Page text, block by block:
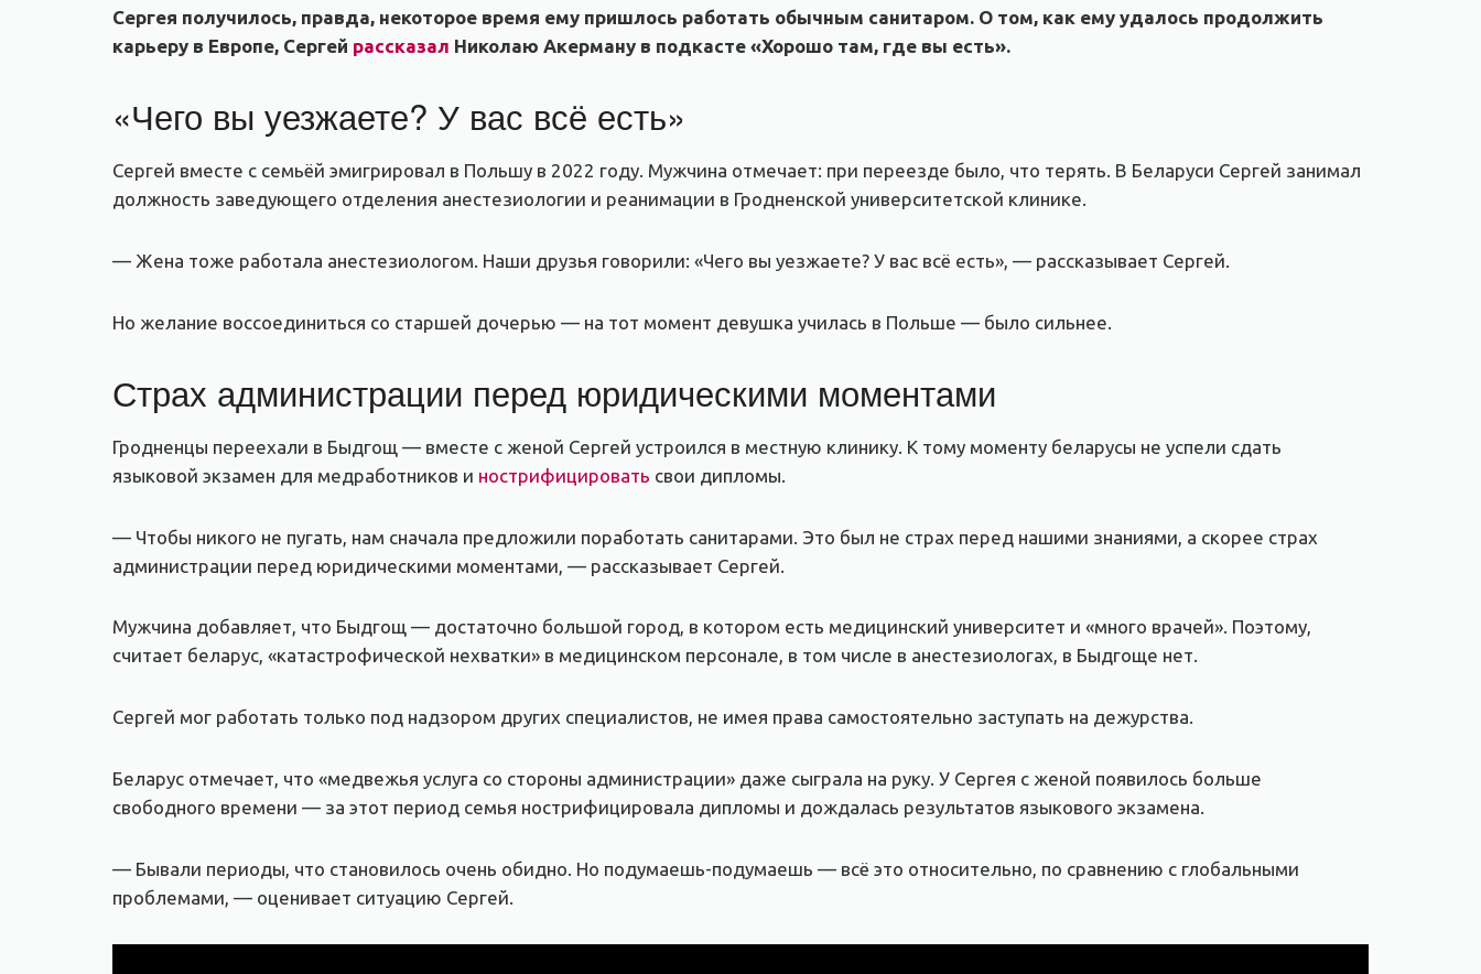
Сергея получилось, правда, некоторое время ему пришлось работать обычным санитаром. О том, как ему удалось продолжить
карьеру в Европе, Сергей рассказал Николаю Акерману в подкасте «Хорошо там, где вы есть».
«Чего вы уезжаете? У вас всё есть»
Сергей вместе с семьёй эмигрировал в Польшу в 2022 году. Мужчина отмечает: при переезде было, что терять. В Беларуси Сергей занимал
должность заведующего отделения анестезиологии и реанимации в Гродненской университетской клинике.
— Жена тоже работала анестезиологом. Наши друзья говорили: «Чего вы уезжаете? У вас всё есть», — рассказывает Сергей.
Но желание воссоединиться со старшей дочерью — на тот момент девушка училась в Польше — было сильнее.
Страх администрации перед юридическими моментами
Гродненцы переехали в Быдгощ — вместе с женой Сергей устроился в местную клинику. К тому моменту беларусы не успели сдать
языковой экзамен для медработников и нострифицировать свои дипломы.
— Чтобы никого не пугать, нам сначала предложили поработать санитарами. Это был не страх перед нашими знаниями, а скорее страх
администрации перед юридическими моментами, — рассказывает Сергей.
Мужчина добавляет, что Быдгощ — достаточно большой город, в котором есть медицинский университет и «много врачей». Поэтому,
считает беларус, «катастрофической нехватки» в медицинском персонале, в том числе в анестезиологах, в Быдгоще нет.
Сергей мог работать только под надзором других специалистов, не имея права самостоятельно заступать на дежурства.
Беларус отмечает, что «медвежья услуга со стороны администрации» даже сыграла на руку. У Сергея с женой появилось больше
свободного времени — за этот период семья нострифицировала дипломы и дождалась результатов языкового экзамена.
— Бывали периоды, что становилось очень обидно. Но подумаешь-подумаешь — всё это относительно, по сравнению с глобальными
проблемами, — оценивает ситуацию Сергей.